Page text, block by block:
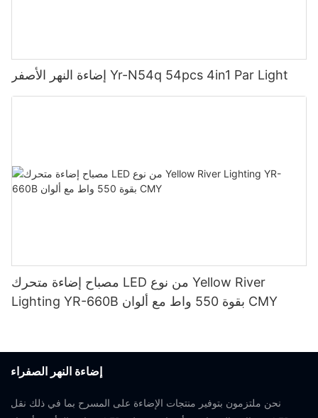
إضاءة النهر الأصفر Yr-N54q 54pcs 4in1 Par Light
مصباح إضاءة متحرك LED من نوع Yellow River
Lighting YR-660B بقوة 550 واط مع ألوان CMY
إضاءة النهر الصفراء
نحن ملتزمون بتوفير منتجات الإضاءة على المسرح بما في ذلك نقل